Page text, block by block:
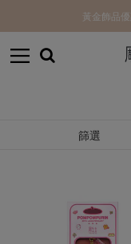
黃金飾品
篩選